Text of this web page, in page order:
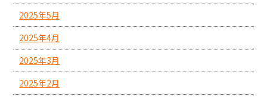
2025年5月
2025年4月
2025年3月
2025年2月